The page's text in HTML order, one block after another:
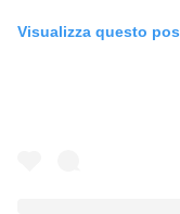
Visualizza questo